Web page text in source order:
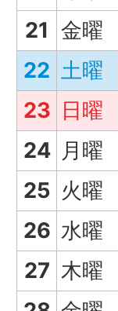
21 金曜
22 土曜
23 日曜
24 月曜
25 火曜
26 水曜
27 木曜